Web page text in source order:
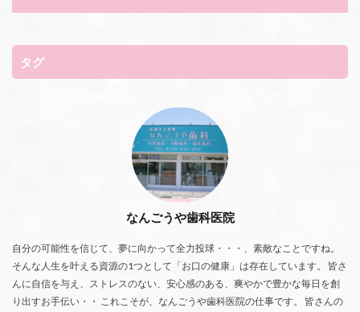
タグ
なんごうや歯科医院
自分の可能性を信じて、夢に向かって全力投球・・・、素敵なことですね。
そんな人生を叶える資源の1つとして「お口の健康」は存在しています。 皆さ
んに自信を与え、ストレスのない、安心感のある、爽やかで豊かな毎日を創
り出すお手伝い・・ これこそが、なんごうや歯科医院の仕事です。 皆さんの